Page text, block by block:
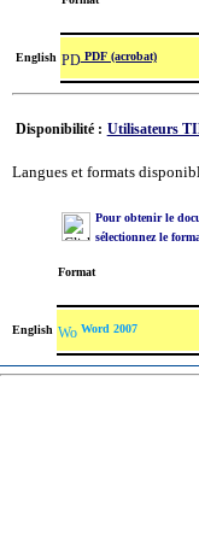
English PDF (acrobat)
Disponibilité : Utilisateurs
Langues et formats
Pour obtenir le
sélectionnez le
Format
English Word 2007